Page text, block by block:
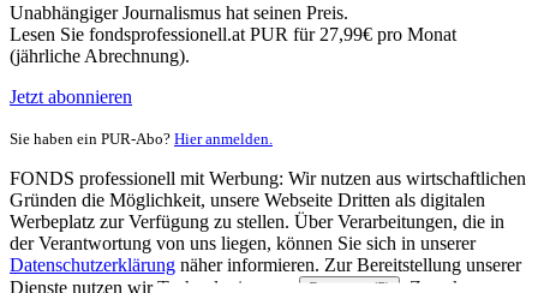
Unabhängiger Journalismus hat seinen Preis.
Lesen Sie fondsprofessionell.at PUR für 27,99€ pro Monat
(jährliche Abrechnung).
Jetzt abonnieren
Sie haben ein PUR-Abo? Hier anmelden.
FONDS professionell mit Werbung: Wir nutzen aus wirtschaftlichen
Gründen die Möglichkeit, unsere Webseite Dritten als digitalen
Werbeplatz zur Verfügung zu stellen. Über Verarbeitungen, die in
der Verantwortung von uns liegen, können Sie sich in unserer
Datenschutzerklärung näher informieren. Zur Bereitstellung unserer
Dienste nutzen wir Technologien von
Partnern (5)
. Zwecke: